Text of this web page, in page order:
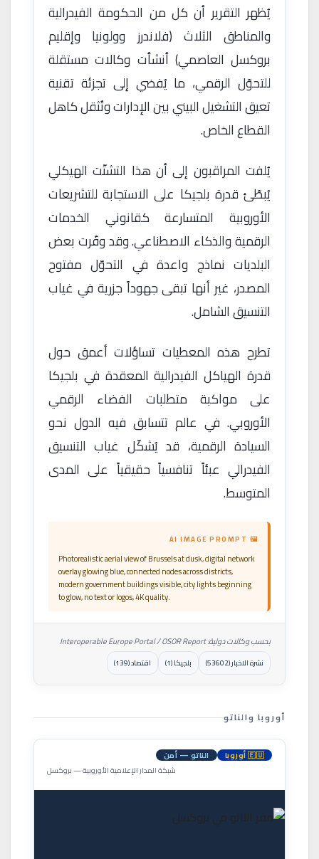
يُظهر التقرير أن كل من الحكومة الفيدرالية
والمناطق الثلاث (فلاندرز وولونيا وإقليم
بروكسل العاصمي) أنشأت وكالات مستقلة
للتحوّل الرقمي، ما يُفضي إلى تجزئة تقنية
تعيق التشغيل البيني بين الإدارات وتُثقل كاهل
القطاع الخاص.
يُلفت المراقبون إلى أن هذا التشتّت الهيكلي
يُبطّئ قدرة بلجيكا على الاستجابة للتشريعات
الأوروبية المتسارعة كقانوني الخدمات
الرقمية والذكاء الاصطناعي. وقد وفّرت بعض
البلديات نماذج واعدة في التحوّل مفتوح
المصدر، غير أنها تبقى جهوداً جزرية في غياب
التنسيق الشامل.
تطرح هذه المعطيات تساؤلات أعمق حول
قدرة الهياكل الفيدرالية المعقدة في بلجيكا
على مواكبة متطلبات الفضاء الرقمي
الأوروبي. في عالم تتسابق فيه الدول نحو
السيادة الرقمية، قد يُشكّل غياب التنسيق
الفيدرالي عبئاً تنافسياً حقيقياً على المدى
المتوسط.
🖼 AI IMAGE PROMPT
Photorealistic aerial view of Brussels at dusk, digital network
overlay glowing blue, connected nodes across districts,
modern government buildings visible, city lights beginning
to glow, no text or logos, 4K quality.
بحسب وكالات دولية: Interoperable Europe Portal / OSOR Report
نشرة الاخبار (53602) بلجيكا (1) اقتصاد (139)
أوروبا والناتو
🇪🇺 أوروبا الناتو — أمن
شبكة المدار الإعلامية الأوروبية — بروكسل